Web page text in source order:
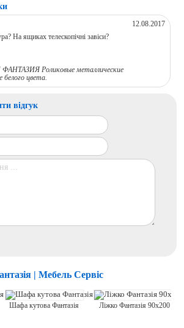
12.08.2017
На ящиках телескопічні завіси?
Роликовые металлические
белого цвета.
відгук
| Мебель Сервіс
Шафа кутова Фантазія Ліжко Фантазія 90х200